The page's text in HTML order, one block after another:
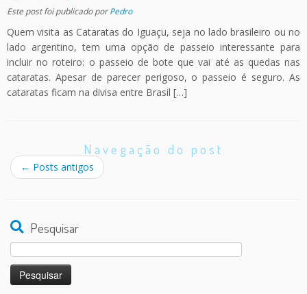
Este post foi publicadoporPedro
Quem visita as Cataratas do Iguaçu, seja no lado brasileiro ou no
lado argentino, tem uma opção de passeio interessante para
incluir no roteiro: o passeio de bote que vai até as quedas nas
cataratas. Apesar de parecer perigoso, o passeio é seguro. As
cataratas ficam na divisa entre Brasil […]
Navegação do post
← Posts antigos
Pesquisar
por: